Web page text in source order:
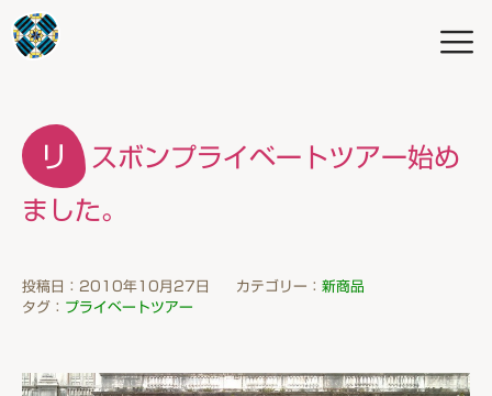
リスボンプライベートツアー始め
ました。
投稿日：2010年10月27日 カテゴリー： 新商品
タグ： プライベートツアー